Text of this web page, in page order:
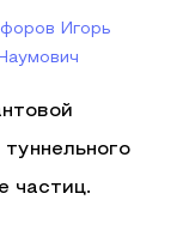
Игорь
частиц.